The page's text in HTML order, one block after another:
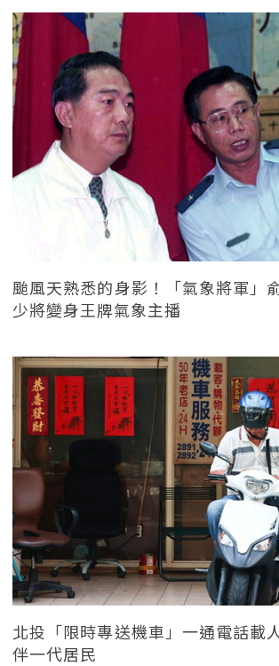
颱風天熟悉的身影！「氣象將軍」
少將變身王牌氣象主播
北投「限時專送機車」一通電話載
伴一代居民